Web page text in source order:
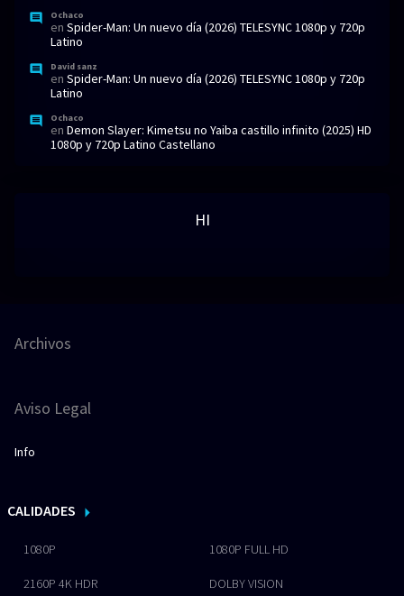
Ochaco
en Spider-Man: Un nuevo día (2026) TELESYNC 1080p y 720p
Latino
David sanz
en Spider-Man: Un nuevo día (2026) TELESYNC 1080p y 720p
Latino
Ochaco
en Demon Slayer: Kimetsu no Yaiba castillo infinito (2025) HD
1080p y 720p Latino Castellano
HI
Archivos
Aviso Legal
Info
CALIDADES
1080P 1080P FULL HD
2160P 4K HDR DOLBY VISION